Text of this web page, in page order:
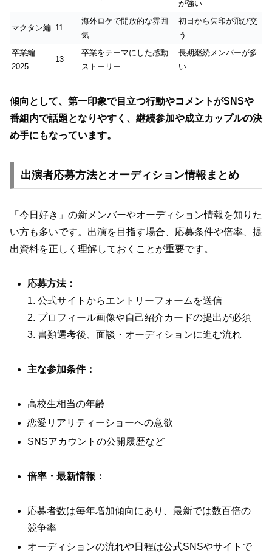
が強い
マクタン編 11
海外ロケで開放的な雰囲
気
初日から矢印が飛び交
う
卒業編
2025
13
卒業をテーマにした感動
ストーリー
長期継続メンバーが多
い
傾向として、第一印象で目立つ行動やコメントがSNSや
番組内で話題となりやすく、継続参加や成立カップルの決
め手にもなっています。
出演者応募方法とオーディション情報まとめ
「今日好き」の新メンバーやオーディション情報を知りた
い方も多いです。出演を目指す場合、応募条件や倍率、提
出資料を正しく理解しておくことが重要です。
応募方法：
1. 公式サイトからエントリーフォームを送信
2. プロフィール画像や自己紹介カードの提出が必須
3. 書類選考後、面談・オーディションに進む流れ
主な参加条件：
高校生相当の年齢
恋愛リアリティーショーへの意欲
SNSアカウントの公開履歴など
倍率・最新情報：
応募者数は毎年増加傾向にあり、最新では数百倍の
競争率
オーディションの流れや日程は公式SNSやサイトで